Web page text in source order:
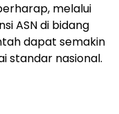
melalui
ASN di bidang
dapat semakin
standar nasional.